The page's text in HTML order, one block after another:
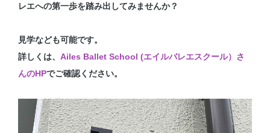
レエへの第一歩を踏み出してみませんか？
見学なども可能です。
詳しくは、 Ailes Ballet School (エイルバレエスクール）さ
んのHPでご確認ください。